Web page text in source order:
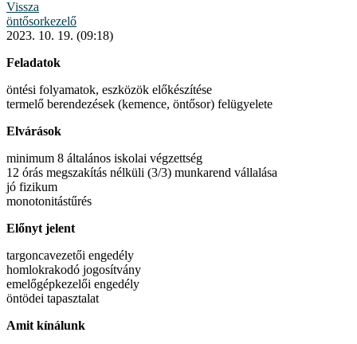
Vissza
öntősorkezelő
2023. 10. 19. (09:18)
Feladatok
öntési folyamatok, eszközök előkészítése
termelő berendezések (kemence, öntősor) felügyelete
Elvárások
minimum 8 általános iskolai végzettség
12 órás megszakítás nélküli (3/3) munkarend vállalása
jó fizikum
monotonitástűrés
Előnyt jelent
targoncavezetői engedély
homlokrakodó jogosítvány
emelőgépkezelői engedély
öntödei tapasztalat
Amit kínálunk